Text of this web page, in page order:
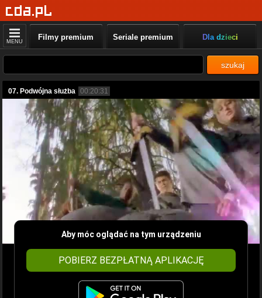
MENU Filmy premium Seriale premium Dla dzieci
szukaj
07. Podwójna służba 00:20:31
Aby móc oglądać na tym urządzeniu
POBIERZ BEZPŁATNĄ APLIKACJĘ